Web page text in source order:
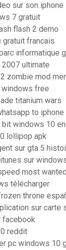
sur son iphone
7 gratuit
flash 2 demo
gratuit francais
informatique
ultimate
zombie mod
free
titanium wars
to
windows 10
lollipop apk
sur gta 5
sur
most
télécharger
throne
sur carte
facebook
reddit
pc windows 10